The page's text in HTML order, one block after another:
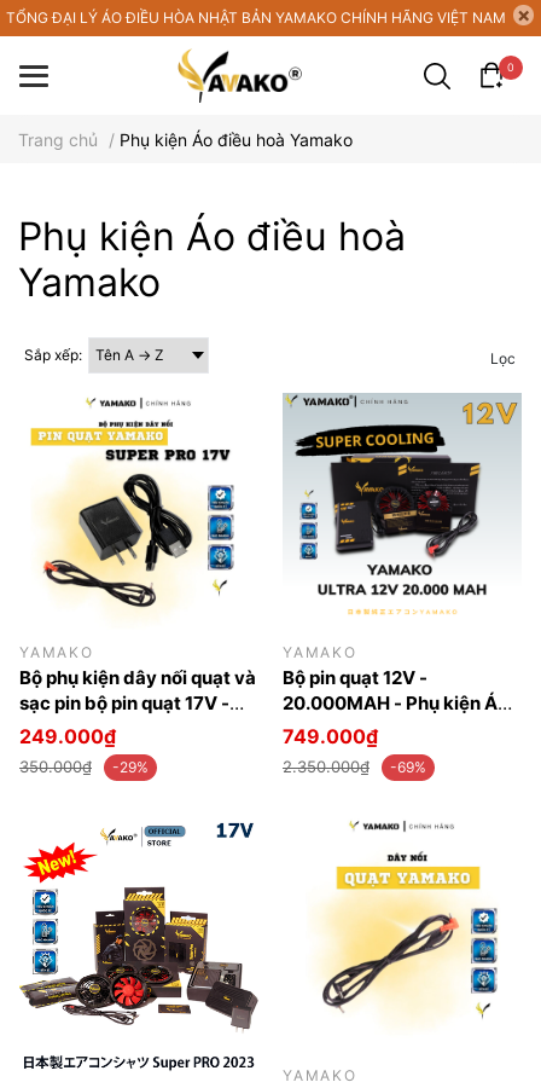
TỔNG ĐẠI LÝ ÁO ĐIỀU HÒA NHẬT BẢN YAMAKO CHÍNH HÃNG VIỆT NAM
0
Trang chủ / Phụ kiện Áo điều hoà Yamako
Phụ kiện Áo điều hoà
Yamako
Sắp xếp: Lọc
YAMAKO
Bộ phụ kiện dây nối quạt và
sạc pin bộ pin quạt 17V -
30.000MAH - Phụ kiện áo
điều hoà Yamako Nhật
Bane
249.000₫
350.000₫ -29%
YAMAKO
Bộ pin quạt 12V -
20.000MAH - Phụ kiện Áo
điều hoà Yamako Nhật Bản
749.000₫
2.350.000₫ -69%
YAMAKO